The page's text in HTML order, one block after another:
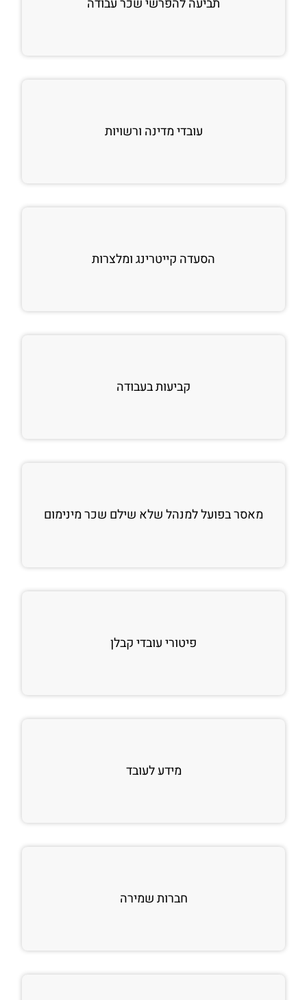
עובדי מדינה ורשויות
הסעדה קייטרינג ומלצרות
קביעות בעבודה
מאסר בפועל למנהל שלא שילם שכר מינימום
פיטורי עובדי קבלן
מידע לעובד
חברות שמירה